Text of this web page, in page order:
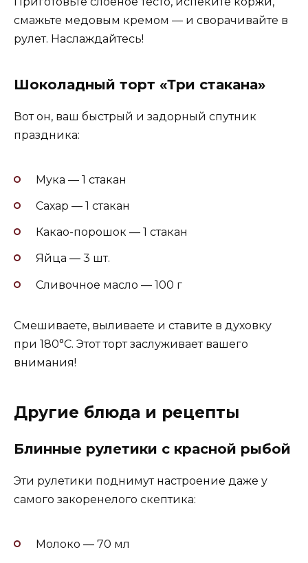
смажьте медовым кремом — и сворачивайте в
рулет. Наслаждайтесь!
Шоколадный торт «Три стакана»
Вот он, ваш быстрый и задорный спутник
праздника:
Мука — 1 стакан
Сахар — 1 стакан
Какао-порошок — 1 стакан
Яйца — 3 шт.
Сливочное масло — 100 г
Смешиваете, выливаете и ставите в духовку
при 180°C. Этот торт заслуживает вашего
внимания!
Другие блюда и рецепты
Блинные рулетики с красной рыбой
Эти рулетики поднимут настроение даже у
самого закоренелого скептика:
Молоко — 70 мл